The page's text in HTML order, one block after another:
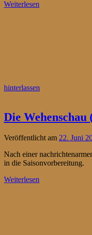
Weiterlesen
hinterlassen
Die Wehenschau
Veröffentlicht am 22. Juni
Nach einer
in die Saisonvorbereitung.
Weiterlesen